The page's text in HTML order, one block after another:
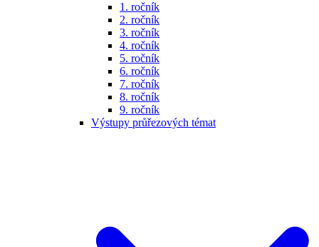
1. ročník
2. ročník
3. ročník
4. ročník
5. ročník
6. ročník
7. ročník
8. ročník
9. ročník
Výstupy průřezových témat